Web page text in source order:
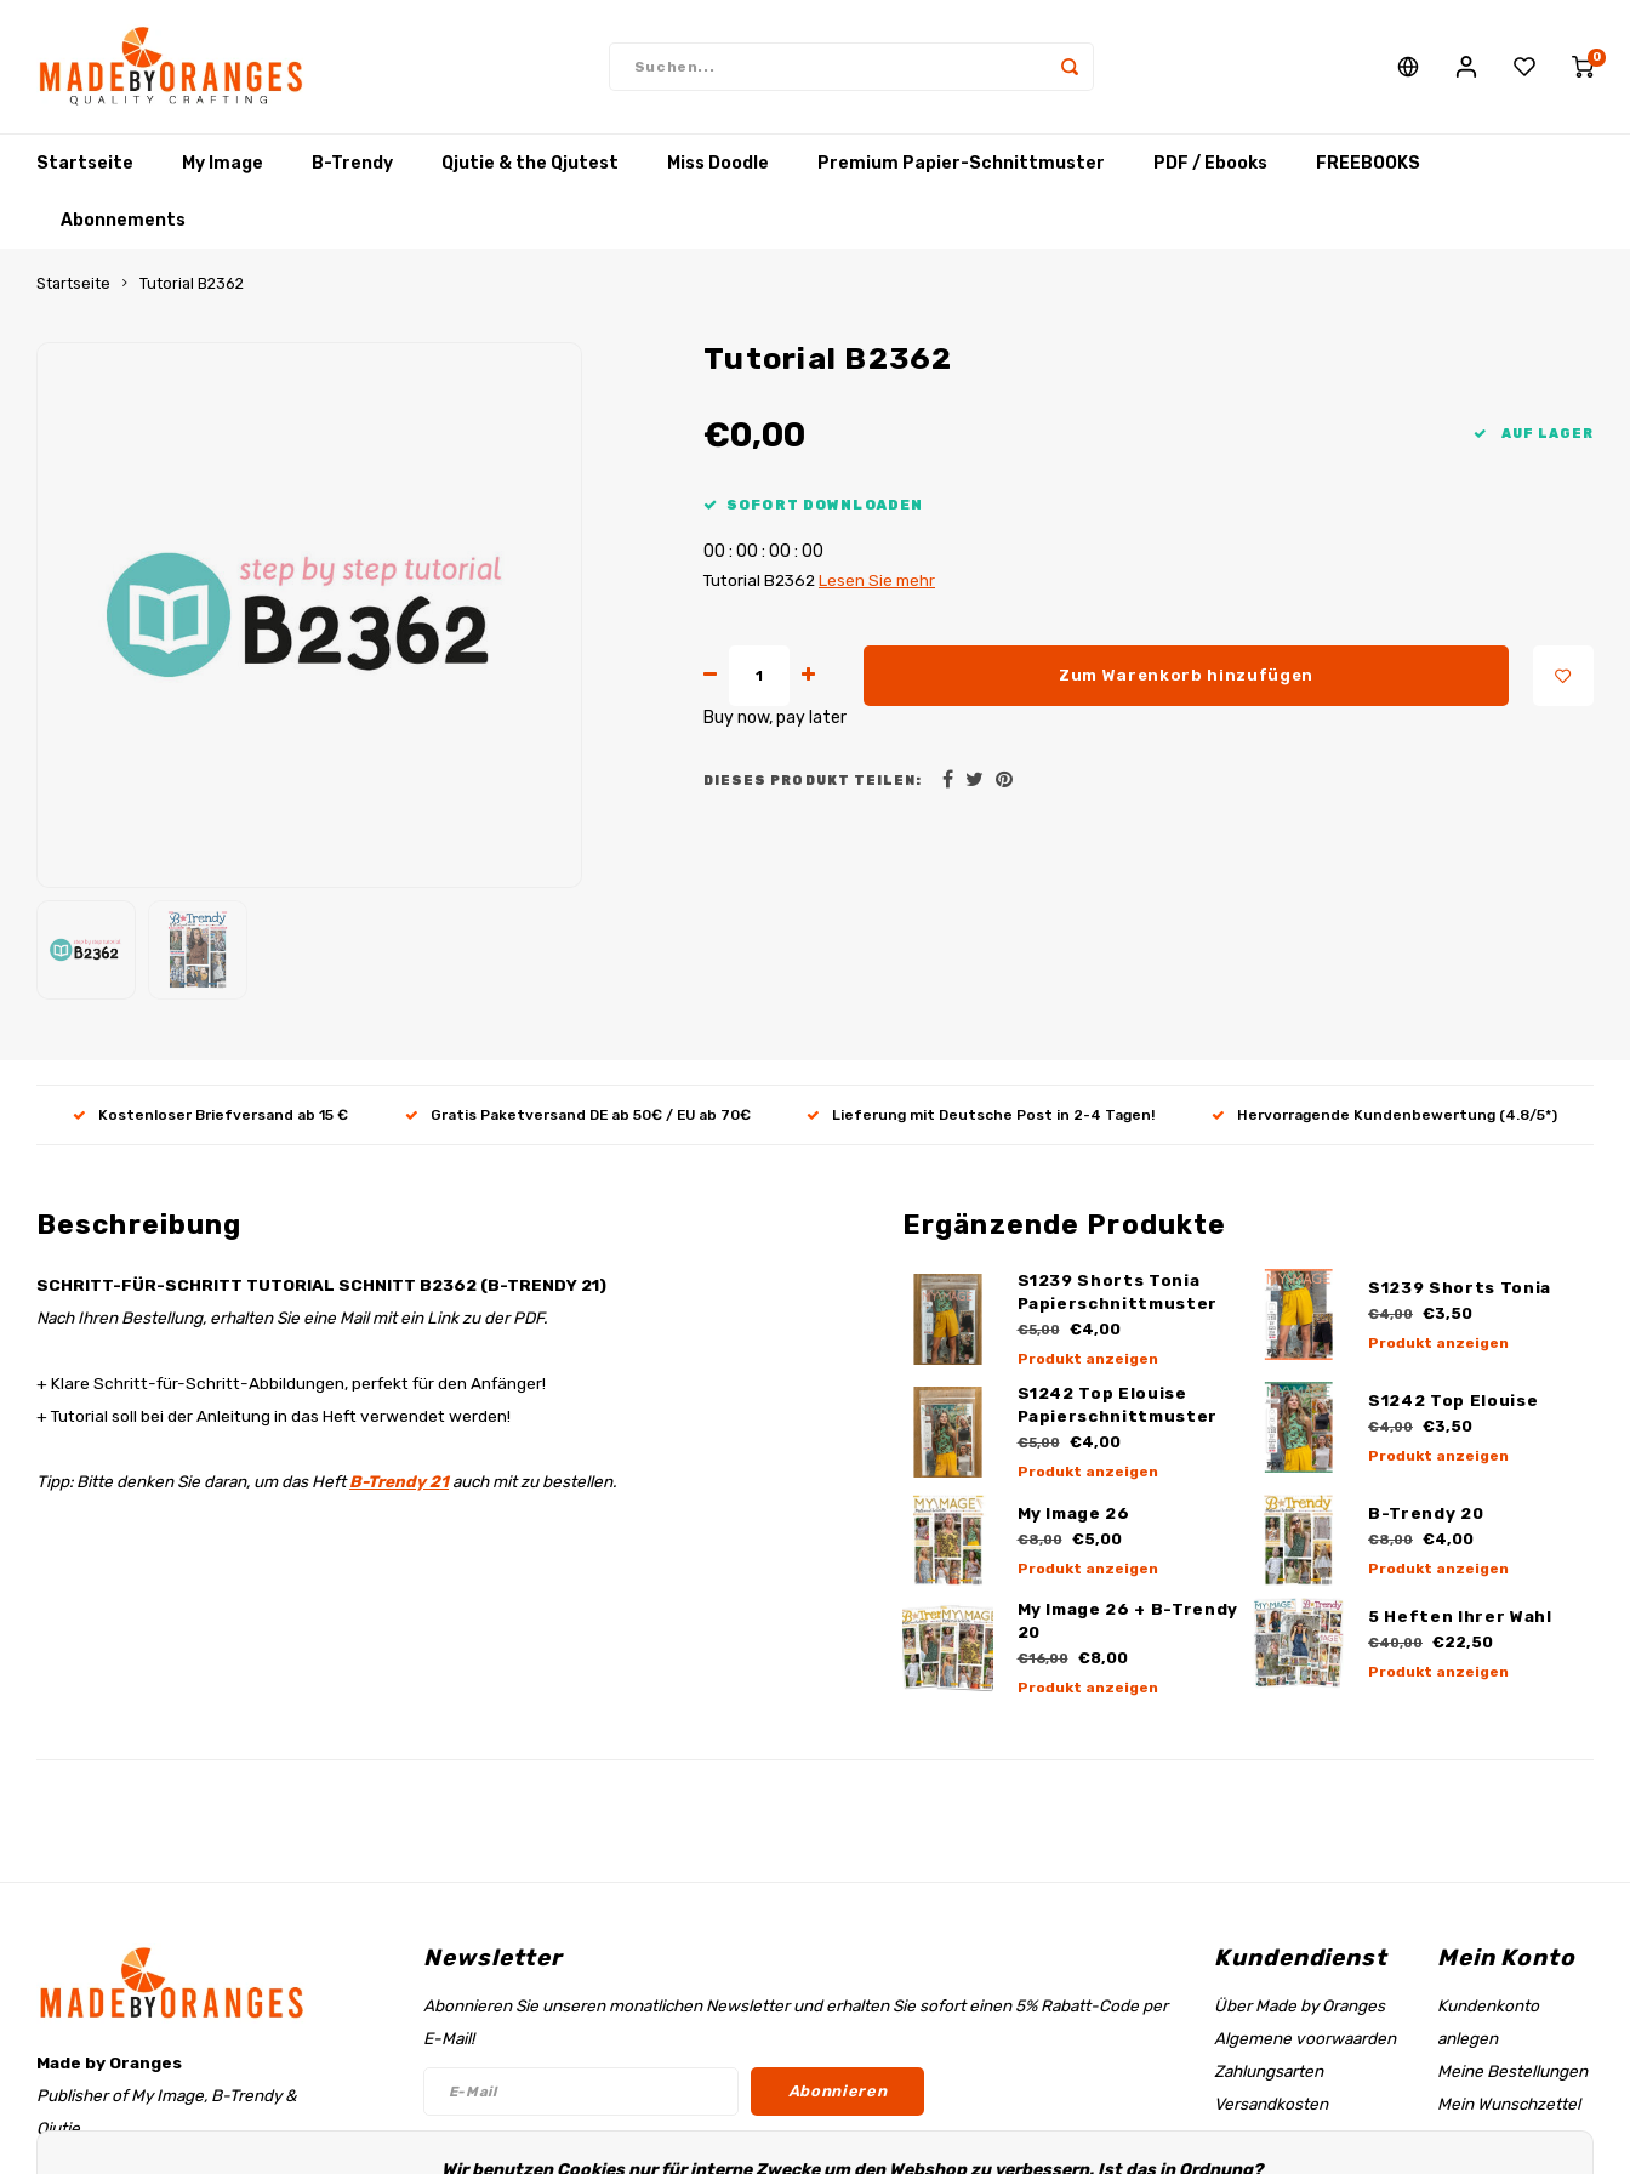
0
Startseite My Image B-Trendy Qjutie & the Qjutest Miss Doodle Premium Papier-Schnittmuster PDF / Ebooks FREEBOOKS
Abonnements
Startseite Tutorial B2362
Tutorial B2362
€0,00 AUF LAGER
SOFORT DOWNLOADEN
00 : 00 : 00 : 00
Tutorial B2362 Lesen Sie mehr
Zum Warenkorb hinzufügen
Buy now, pay later
DIESES PRODUKT TEILEN:
Kostenloser Briefversand ab 15 € Gratis Paketversand DE ab 50€ / EU ab 70€ Lieferung mit Deutsche Post in 2-4 Tagen! Hervorragende Kundenbewertung (4.8/5*)
Beschreibung
SCHRITT-FÜR-SCHRITT TUTORIAL SCHNITT B2362 (B-TRENDY 21)
Nach Ihren Bestellung, erhalten Sie eine Mail mit ein Link zu der PDF.
+ Klare Schritt-für-Schritt-Abbildungen, perfekt für den Anfänger!
+ Tutorial soll bei der Anleitung in das Heft verwendet werden!
Tipp: Bitte denken Sie daran, um das HeftB-Trendy 21auch mit zu bestellen.
Ergänzende Produkte
S1239 Shorts Tonia
Papierschnittmuster
€5,00 €4,00
Produkt anzeigen
S1239 Shorts Tonia
€4,00 €3,50
Produkt anzeigen
S1242 Top Elouise
Papierschnittmuster
€5,00 €4,00
Produkt anzeigen
S1242 Top Elouise
€4,00 €3,50
Produkt anzeigen
My Image 26
€8,00 €5,00
Produkt anzeigen
B-Trendy 20
€8,00 €4,00
Produkt anzeigen
My Image 26 + B-Trendy
20
€16,00 €8,00
Produkt anzeigen
5 Heften Ihrer Wahl
€40,00 €22,50
Produkt anzeigen
Made by Oranges
Publisher of My Image, B-Trendy &
Qjutie
Newsletter
Abonnieren Sie unseren monatlichen Newsletter und erhalten Sie sofort einen 5% Rabatt-Code per
E-Mail!
Abonnieren
Kundendienst
Über Made by Oranges
Algemene voorwaarden
Zahlungsarten
Versandkosten
Größentabelle &
Hilfeseite
Mein Konto
Kundenkonto
anlegen
Meine Bestellungen
Mein Wunschzettel
Wir benutzen Cookies nur für interne Zwecke um den Webshop zu verbessern. Ist das in Ordnung?